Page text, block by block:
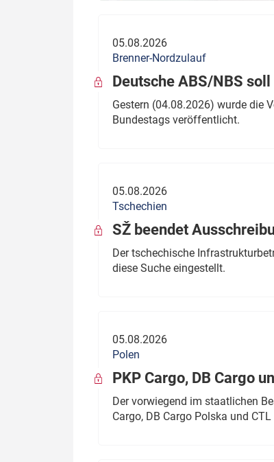
05.08.2026
Brenner-Nordzulauf
Deutsche ABS/NBS
Gestern (04.08.2026) wurde die
Bundestags veröffentlicht.
05.08.2026
Tschechien
SŽ beendet
Der tschechische
diese Suche eingestellt.
05.08.2026
Polen
PKP Cargo, DB Cargo
Der vorwiegend im staatlichen
Cargo, DB Cargo Polska und